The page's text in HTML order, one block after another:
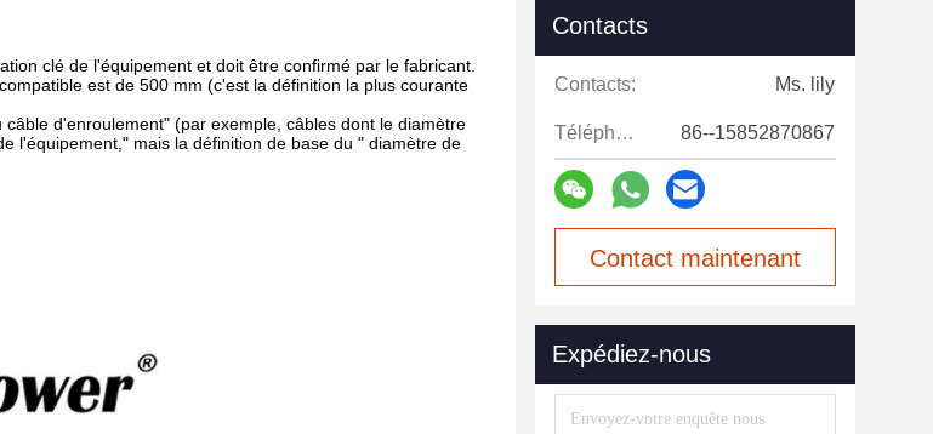
clé de l'équipement et doit être confirmé par le fabricant.
est de 500 mm (c'est la définition la plus courante
d'enroulement" (par exemple, câbles dont le diamètre
l'équipement," mais la définition de base du " diamètre de
Contacts
Contacts: Ms. lily
Téléphone: 86--15852870867
Contact maintenant
Expédiez-nous